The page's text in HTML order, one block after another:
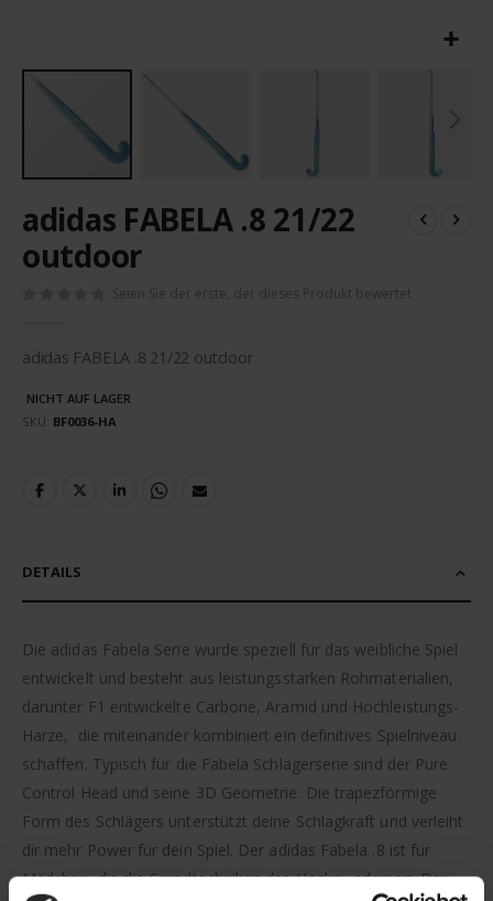
Anfang
der
Bildergalerie
adidas FABELA .8 21/22
outdoor
Seien Sie der erste, der dieses Produkt bewertet
adidas FABELA .8 21/22 outdoor
NICHT AUF LAGER
SKU BF0036-HA
DETAILS
Die adidas Fabela Serie wurde speziell für das weibliche Spiel
entwickelt und besteht aus leistungsstarken Rohmaterialien,
darunter F1 entwickelte Carbone, Aramid und Hochleistungs-
Harze, die miteinander kombiniert ein definitives Spielniveau
schaffen. Typisch für die Fabela Schlägerserie sind der Pure
Control Head und seine 3D Geometrie. Die trapezförmige
Form des Schlägers unterstützt deine Schlagkraft und verleiht
dir mehr Power für dein Spiel. Der adidas Fabela .8 ist für
Mädchen, die die Grundtechniken des Hockey erlernen. Der